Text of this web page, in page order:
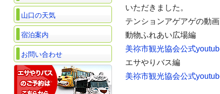
山口の天気
宿泊案内
お問い合わせ
いただきました。
テンションアゲアゲの動
動物ふれあい広場編
美祢市観光協会公式
エサやりバス編
美祢市観光協会公式